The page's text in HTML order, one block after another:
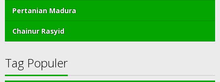
Pertanian Madura
Chainur Rasyid
Tag Populer